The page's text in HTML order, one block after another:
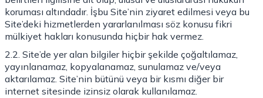
koruması altındadır. İşbu Site’nin ziyaret edilmesi veya bu
Site’deki hizmetlerden yararlanılması söz konusu fikri
mülkiyet hakları konusunda hiçbir hak vermez.
2.2. Site’de yer alan bilgiler hiçbir şekilde çoğaltılamaz,
yayınlanamaz, kopyalanamaz, sunulamaz ve/veya
aktarılamaz. Site’nin bütünü veya bir kısmı diğer bir
internet sitesinde izinsiz olarak kullanılamaz.